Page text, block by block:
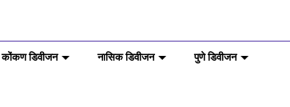
कोंकण डिवीजन नासिक डिवीजन पुणे डिवीजन